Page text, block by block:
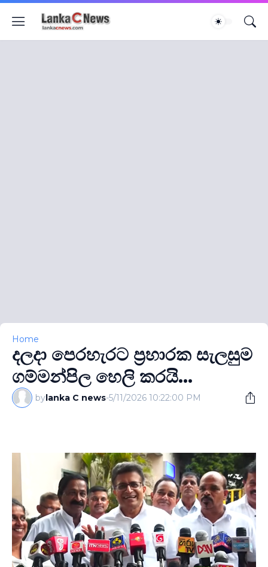
Home
දලදා පෙරහැරට ප‍්‍රහාරක සැලසුම
ගම්මන්පිල හෙලි කරයි...
bylanka C news-5/11/2026 10:22:00 PM